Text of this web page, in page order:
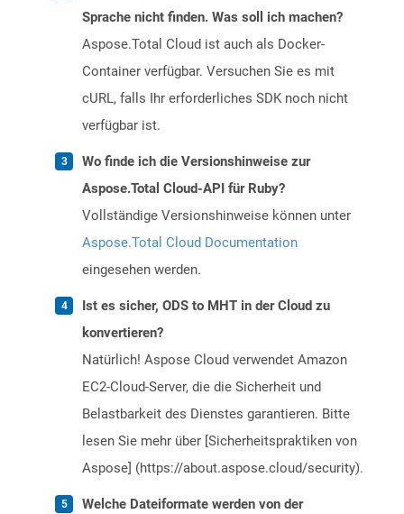
Sprache nicht finden. Was soll ich machen?
Aspose.Total Cloud ist auch als Docker-
Container verfügbar. Versuchen Sie es mit
cURL, falls Ihr erforderliches SDK noch nicht
verfügbar ist.
Wo finde ich die Versionshinweise zur
Aspose.Total Cloud-API für Ruby?
Vollständige Versionshinweise können unter
Aspose.Total Cloud Documentation
eingesehen werden.
Ist es sicher, ODS to MHT in der Cloud zu
konvertieren?
Natürlich! Aspose Cloud verwendet Amazon
EC2-Cloud-Server, die die Sicherheit und
Belastbarkeit des Dienstes garantieren. Bitte
lesen Sie mehr über [Sicherheitspraktiken von
Aspose] (https://about.aspose.cloud/security).
Welche Dateiformate werden von der